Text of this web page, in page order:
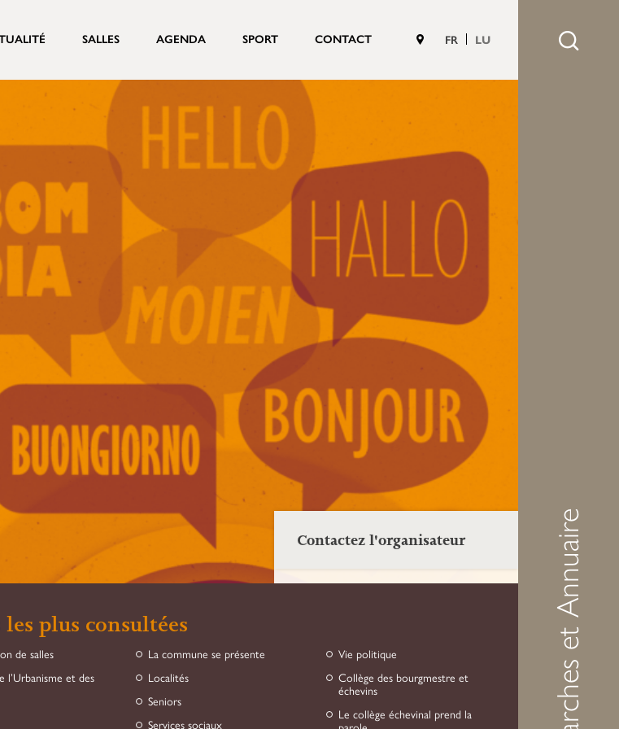
SALLES AGENDA SPORT CONTACT FR LU
Démarches et Annuaire
Contactez l'organisateur
les plus consultées
de salles
l’Urbanisme et des
La commune se présente
Localités
Seniors
Services sociaux
Vie politique
Collège des bourgmestre et
échevins
Le collège échevinal prend la